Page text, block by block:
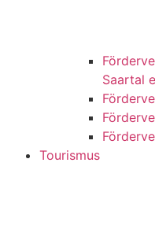
Saartal
Tourismus